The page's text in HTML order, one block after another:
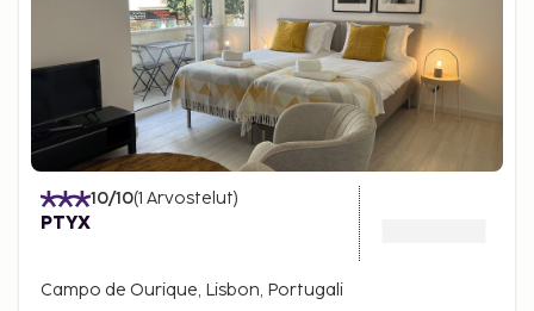
10/10(1 Arvostelut)
PTYX
Campo de Ourique, Lisbon, Portugali